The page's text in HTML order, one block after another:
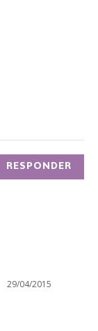
RESPONDER
29/04/2015